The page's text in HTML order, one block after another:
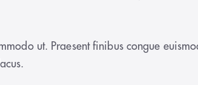
ut. Praesent finibus congue